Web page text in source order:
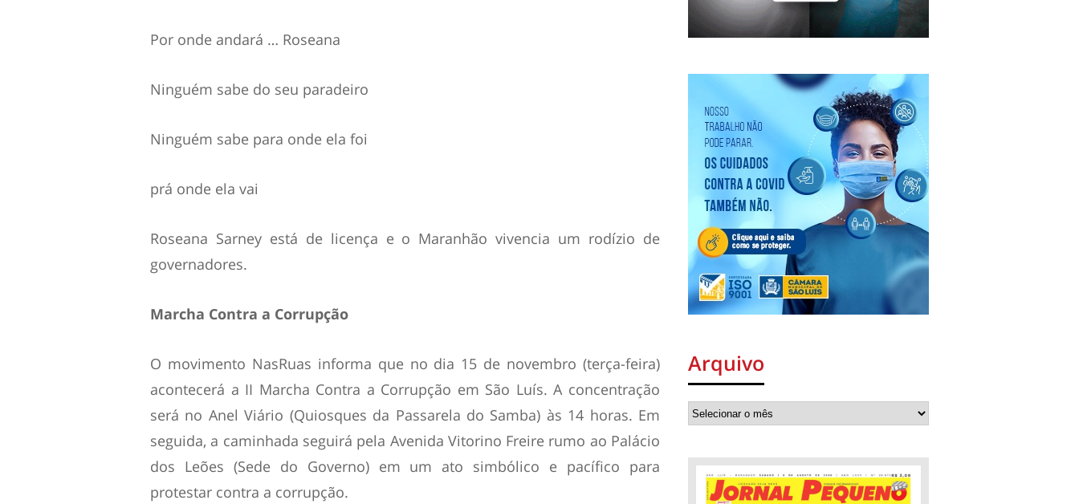
Por onde andará … Roseana
Ninguém sabe do seu paradeiro
Ninguém sabe para onde ela foi
prá onde ela vai
Roseana Sarney está de licença e o Maranhão vivencia um rodízio de
governadores.
Marcha Contra a Corrupção
O movimento NasRuas informa que no dia 15 de novembro (terça-feira)
acontecerá a II Marcha Contra a Corrupção em São Luís. A concentração
será no Anel Viário (Quiosques da Passarela do Samba) às 14 horas. Em
seguida, a caminhada seguirá pela Avenida Vitorino Freire rumo ao Palácio
dos Leões (Sede do Governo) em um ato simbólico e pacífico para
protestar contra a corrupção.
Arquivo